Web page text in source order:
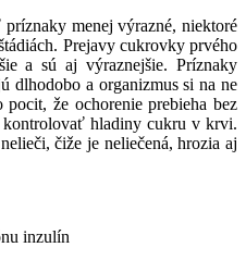
menej výrazné, niektoré
Prejavy cukrovky prvého
a sú aj výraznejšie. Príznaky
dlhodobo a organizmus si na ne
že ochorenie prebieha bez
kontrolovať hladiny cukru v krvi.
čiže je neliečená, hrozia aj
inzulín